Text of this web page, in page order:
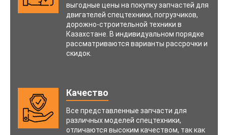
выгодные цены на покупку запчастей для
двигателей спецтехники, погрузчиков,
дорожно-строительной техники в
Казахстане. В индивидуальном порядке
рассматриваются варианты рассрочки и
скидок.
Качество
Все представленные запчасти для
различных моделей спецтехники,
отличаются высоким качеством, так как